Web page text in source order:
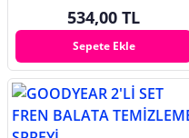
534,00 TL
Sepete Ekle